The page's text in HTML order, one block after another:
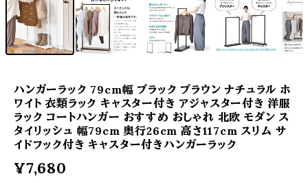
ハンガーラック 79cm幅 ブラック ブラウン ナチュラル ホ
ワイト 衣類ラック キャスター付き アジャスター付き 洋服
ラック コートハンガー おすすめ おしゃれ 北欧 モダン ス
タイリッシュ 幅79cm 奥行26cm 高さ117cm スリム サ
イドフック付き キャスター付きハンガーラック
¥7,680